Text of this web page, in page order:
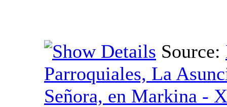
Source:
Parroquiales, La
Señora, en Markina -